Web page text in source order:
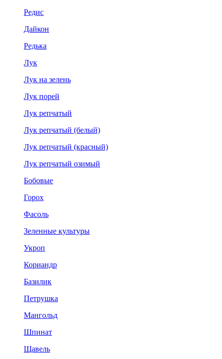
Редис
Дайкон
Редька
Лук
Лук на зелень
Лук порей
Лук репчатый
Лук репчатый (белый)
Лук репчатый (красный)
Лук репчатый озимый
Бобовые
Горох
Фасоль
Зеленные культуры
Укроп
Кориандр
Базилик
Петрушка
Мангольд
Шпинат
Щавель